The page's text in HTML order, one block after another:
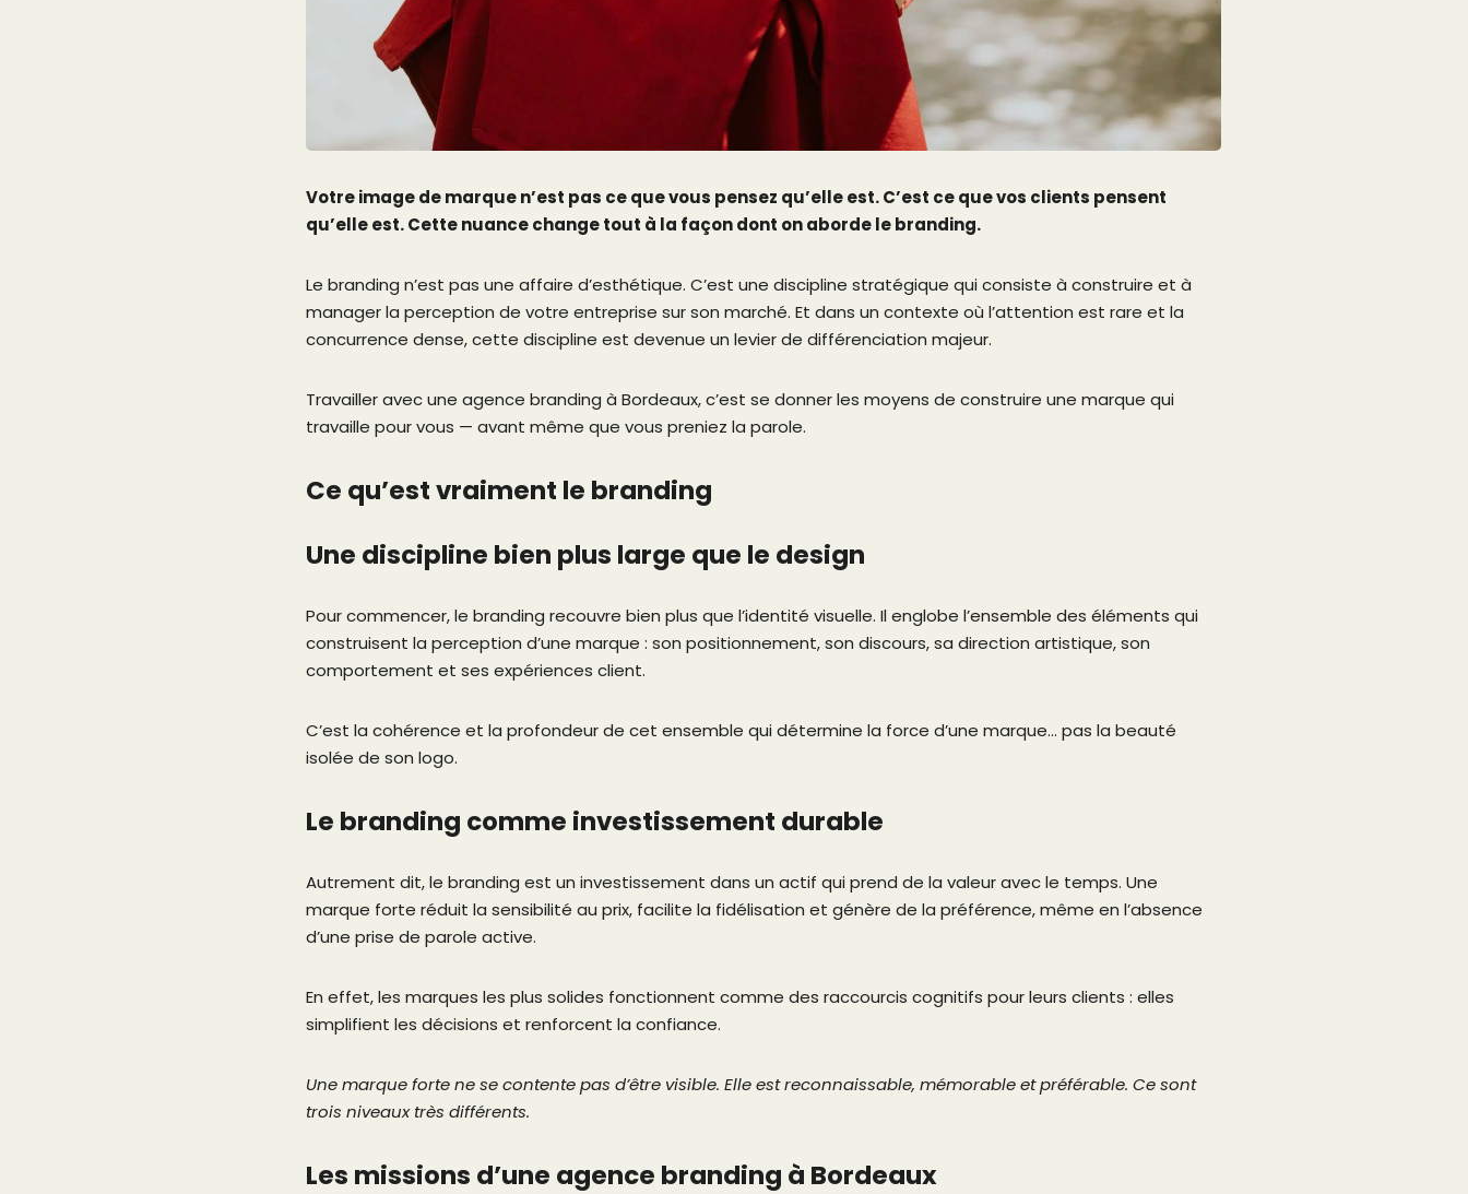
Votre image de marque n’est pas ce que vous pensez qu’elle est. C’est ce que vos clients pensent
qu’elle est. Cette nuance change tout à la façon dont on aborde le branding.
Le branding n’est pas une affaire d’esthétique. C’est une discipline stratégique qui consiste à construire et à
manager la perception de votre entreprise sur son marché. Et dans un contexte où l’attention est rare et la
concurrence dense, cette discipline est devenue un levier de différenciation majeur.
Travailler avec une agence branding à Bordeaux, c’est se donner les moyens de construire une marque qui
travaille pour vous — avant même que vous preniez la parole.
Ce qu’est vraiment le branding
Une discipline bien plus large que le design
Pour commencer, le branding recouvre bien plus que l’identité visuelle. Il englobe l’ensemble des éléments qui
construisent la perception d’une marque : son positionnement, son discours, sa direction artistique, son
comportement et ses expériences client.
C’est la cohérence et la profondeur de cet ensemble qui détermine la force d’une marque… pas la beauté
isolée de son logo.
Le branding comme investissement durable
Autrement dit, le branding est un investissement dans un actif qui prend de la valeur avec le temps. Une
marque forte réduit la sensibilité au prix, facilite la fidélisation et génère de la préférence, même en l’absence
d’une prise de parole active.
En effet, les marques les plus solides fonctionnent comme des raccourcis cognitifs pour leurs clients : elles
simplifient les décisions et renforcent la confiance.
Une marque forte ne se contente pas d’être visible. Elle est reconnaissable, mémorable et préférable. Ce sont
trois niveaux très différents.
Les missions d’une agence branding à Bordeaux